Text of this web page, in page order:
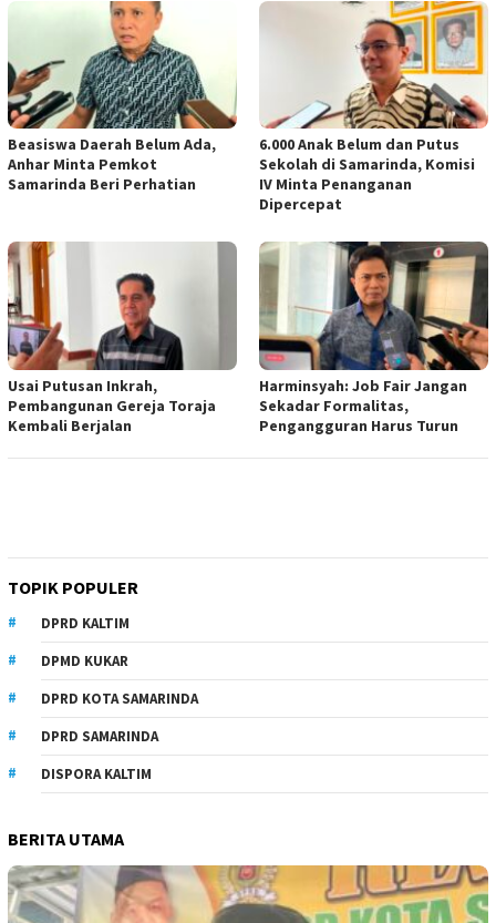
Beasiswa Daerah Belum Ada,
Anhar Minta Pemkot
Samarinda Beri Perhatian
6.000 Anak Belum dan Putus
Sekolah di Samarinda, Komisi
IV Minta Penanganan
Dipercepat
Usai Putusan Inkrah,
Pembangunan Gereja Toraja
Kembali Berjalan
Harminsyah: Job Fair Jangan
Sekadar Formalitas,
Pengangguran Harus Turun
TOPIK POPULER
DPRD KALTIM
DPMD KUKAR
DPRD KOTA SAMARINDA
DPRD SAMARINDA
DISPORA KALTIM
BERITA UTAMA